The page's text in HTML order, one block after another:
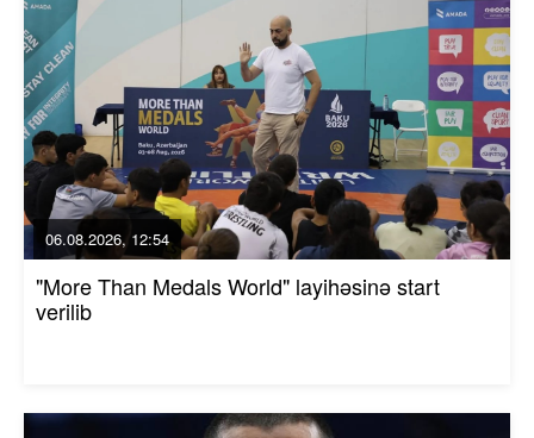
06.08.2026, 12:54
"More Than Medals World" layihəsinə start
verilib